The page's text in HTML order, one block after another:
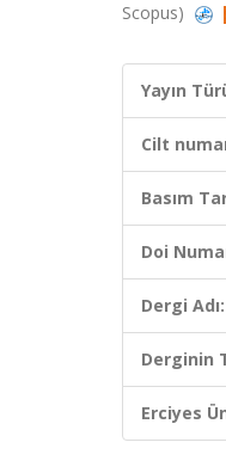
Scopus)
Yayın
Cilt
Basım
Doi
Dergi Adı:
Derginin
Erciyes